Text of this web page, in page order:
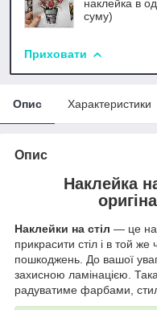
наклейка в
суму)
Приховати
Опис Характеристики
Опис
Наклейка
Наклейки на стіл — це
прикрасити стіл і в той
пошкоджень. До вашої
захисною ламінацією.
радуватиме фарбами,